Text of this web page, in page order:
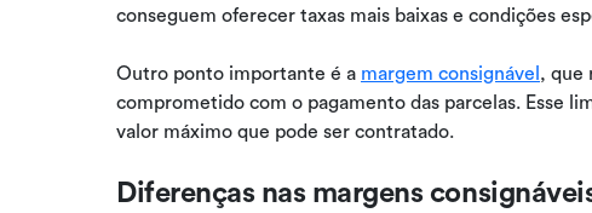
conseguem oferecer taxas mais baixas e condições
Outro ponto importante é a margem consignável, que
comprometido com o pagamento das parcelas. Esse
valor máximo que pode ser contratado.
Diferenças nas margens